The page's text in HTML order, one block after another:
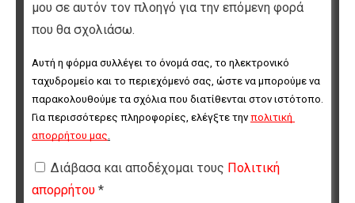
μου σε αυτόν τον πλοηγό για την επόμενη φορά
που θα σχολιάσω.
Αυτή η φόρμα συλλέγει το όνομά σας, το ηλεκτρονικό
ταχυδρομείο και το περιεχόμενό σας, ώστε να μπορούμε να
παρακολουθούμε τα σχόλια που διατίθενται στον ιστότοπο.
Για περισσότερες πληροφορίες, ελέγξτε την πολιτική
απορρήτου μας.
Διάβασα και αποδέχομαι τους Πολιτική
απορρήτου *